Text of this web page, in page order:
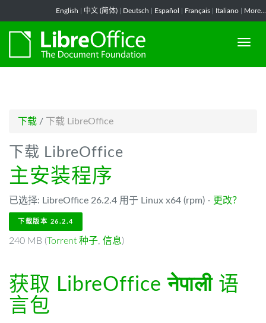
English 中文 (简体) Deutsch Español Français Italiano More...
下载 / 下载 LibreOffice
下载 LibreOffice
主安装程序
已选择: LibreOffice 26.2.4 用于 Linux x64 (rpm) - 更改？
下载版本 26.2.4
240 MB (Torrent 种子, 信息)
获取 LibreOfficeनेपाली语
言包